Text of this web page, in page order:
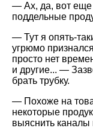
— Ах, да, вот еще
поддельные
— Тут я опять-
угрюмо
просто нет
и другие... —
брать трубку.
— Похоже на
некоторые
выяснить каналы